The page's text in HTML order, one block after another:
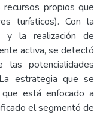
propios que
turísticos). Con la
y la realización de
activa, se detectó
las potencialidades
estrategia que se
está enfocado a
el segmentó de